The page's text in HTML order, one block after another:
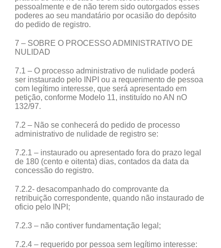
pessoalmente e de não terem sido outorgados esses
poderes ao seu mandatário por ocasião do depósito
do pedido de registro.
7 – SOBRE O PROCESSO ADMINISTRATIVO DE
NULIDAD
7.1 – O processo administrativo de nulidade poderá
ser instaurado pelo INPI ou a requerimento de pessoa
com legítimo interesse, que será apresentado em
petição, conforme Modelo 11, instituído no AN nO
132/97.
7.2 – Não se conhecerá do pedido de processo
administrativo de nulidade de registro se:
7.2.1 – instaurado ou apresentado fora do prazo legal
de 180 (cento e oitenta) dias, contados da data da
concessão do registro.
7.2.2- desacompanhado do comprovante da
retribuição correspondente, quando não instaurado de
oficio pelo INPI;
7.2.3 – não contiver fundamentação legal;
7.2.4 – requerido por pessoa sem legítimo interesse: